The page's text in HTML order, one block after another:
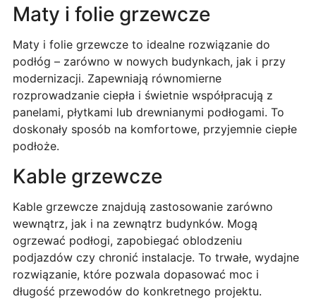
Maty i folie grzewcze
Maty i folie grzewcze to idealne rozwiązanie do
podłóg – zarówno w nowych budynkach, jak i przy
modernizacji. Zapewniają równomierne
rozprowadzanie ciepła i świetnie współpracują z
panelami, płytkami lub drewnianymi podłogami. To
doskonały sposób na komfortowe, przyjemnie ciepłe
podłoże.
Kable grzewcze
Kable grzewcze znajdują zastosowanie zarówno
wewnątrz, jak i na zewnątrz budynków. Mogą
ogrzewać podłogi, zapobiegać oblodzeniu
podjazdów czy chronić instalacje. To trwałe, wydajne
rozwiązanie, które pozwala dopasować moc i
długość przewodów do konkretnego projektu.